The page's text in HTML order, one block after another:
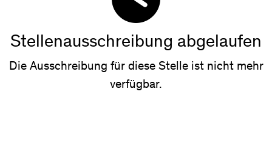
Stellenausschreibung abgelaufen
Die Ausschreibung für diese Stelle ist nicht mehr
verfügbar.